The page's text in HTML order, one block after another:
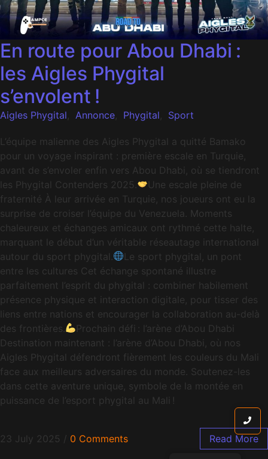
En route pour Abou Dhabi :
les Aigles Phygital
s’envolent !
Aigles Phygital Annonce Phygital Sport
L’équipe malienne des Aigles Phygital a quitté Bamako
pour un voyage inspirant : première escale en Turquie,
avant de s’envoler enfin vers Abou Dhabi, où se tiendront
les Phygital Contenders 2025.
Une escale pleine de
fraternité À leur arrivée en Turquie, nos joueurs ont eu la
surprise de croiser l’équipe du Venezuela. Moments
chaleureux et échanges amicaux ont rythmé cette halte,
marquant le début d’un véritable réseautage international
autour du sport phygital.
Le sport phygital, un pont
entre les cultures Cet échange spontané illustre
parfaitement l’esprit du phygital : combiner habilement
présence physique et interaction digitale, pour tisser des
liens entre nations et encourager la collaboration au-delà
des frontières.
Prochain défi : l’arène d’Abou Dhabi
Destination maintenant : l’arène d’Abou Dhabi, où nos
Aigles Phygital défendront fièrement les couleurs du Mali
face aux meilleurs adversaires du monde. Soutenez-les
dans cette aventure unique, symbole de la montée en
puissance de l’esport phygital au Mali !
23 July 2025 / 0 Comments Read More